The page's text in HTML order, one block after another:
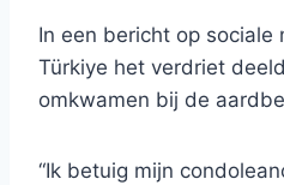
In een bericht op sociale
Türkiye het verdriet
omkwamen bij de
“Ik betuig mijn